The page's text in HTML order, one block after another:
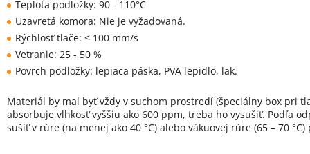
Teplota podložky: 90 - 110°C
Uzavretá komora: Nie je vyžadovaná.
Rýchlosť tlače: < 100 mm/s
Vetranie: 25 - 50 %
Povrch podložky: lepiaca páska, PVA lepidlo, lak.
Materiál by mal byť vždy v suchom prostredí (špeciálny box pri
absorbuje vlhkosť vyššiu ako 600 ppm, treba ho vysušiť. Podľa
sušiť v rúre (na menej ako 40 °C) alebo vákuovej rúre (65 – 70